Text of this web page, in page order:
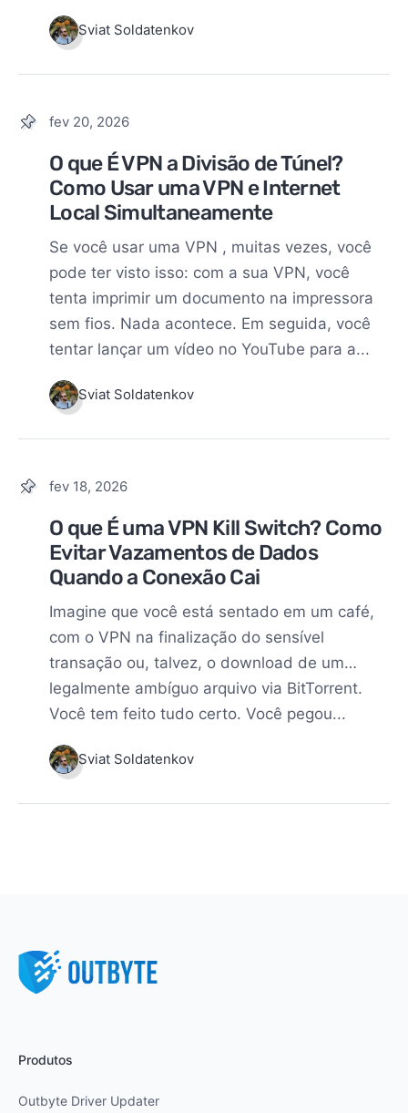
Sviat Soldatenkov
fev 20, 2026
O que É VPN a Divisão de Túnel?
Como Usar uma VPN e Internet
Local Simultaneamente
Se você usar uma VPN , muitas vezes, você
pode ter visto isso: com a sua VPN, você
tenta imprimir um documento na impressora
sem fios. Nada acontece. Em seguida, você
tentar lançar um vídeo no YouTube para a...
Sviat Soldatenkov
fev 18, 2026
O que É uma VPN Kill Switch? Como
Evitar Vazamentos de Dados
Quando a Conexão Cai
Imagine que você está sentado em um café,
com o VPN na finalização do sensível
transação ou, talvez, o download de um…
legalmente ambíguo arquivo via BitTorrent.
Você tem feito tudo certo. Você pegou...
Sviat Soldatenkov
Produtos
Outbyte Driver Updater